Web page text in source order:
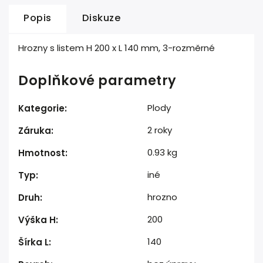
Popis Diskuze
Hrozny s listem H 200 x L 140 mm, 3-rozměrné
Doplňkové parametry
Kategorie:
Plody
Záruka:
2 roky
Hmotnost:
0.93 kg
Typ:
iné
Druh:
hrozno
Výška H:
200
Šírka L:
140